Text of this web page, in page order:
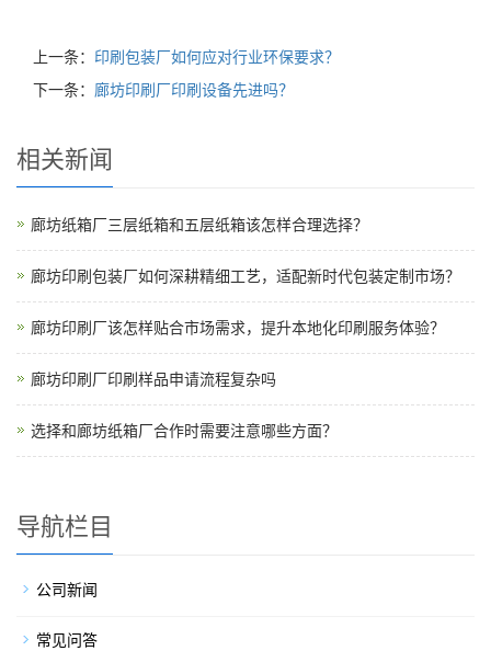
上一条： 印刷包装厂如何应对行业环保要求？
下一条： 廊坊印刷厂印刷设备先进吗？
相关新闻
廊坊纸箱厂三层纸箱和五层纸箱该怎样合理选择？
廊坊印刷包装厂如何深耕精细工艺，适配新时代包装定制市场？
廊坊印刷厂该怎样贴合市场需求，提升本地化印刷服务体验？
廊坊印刷厂印刷样品申请流程复杂吗
选择和廊坊纸箱厂合作时需要注意哪些方面？
导航栏目
公司新闻
常见问答